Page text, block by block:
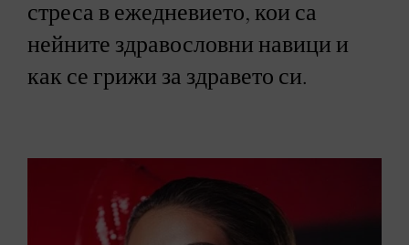
стреса в ежедневието, кои са
нейните здравословни навици и
как се грижи за здравето си.